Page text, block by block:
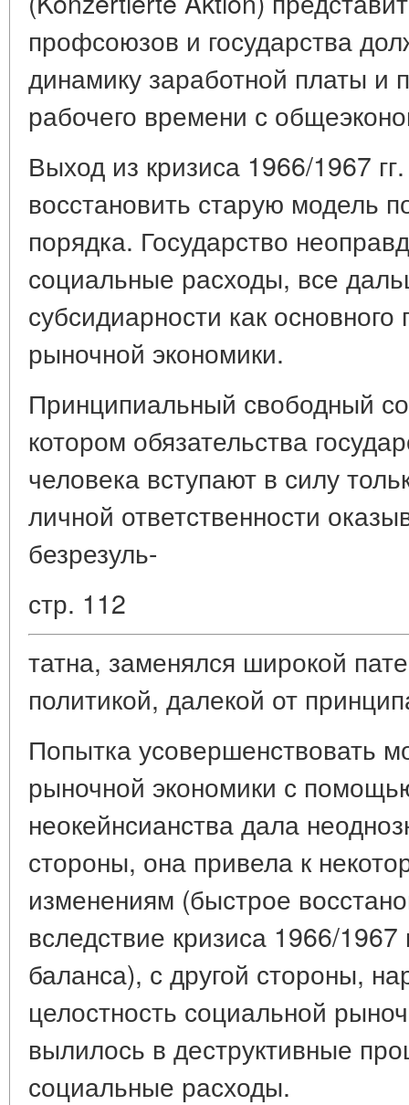
профсоюзов и государства
динамику заработной платы и
рабочего времени с
Выход из кризиса 1966/1967
восстановить старую модель
порядка. Государство
социальные расходы, все
субсидиарности как
рыночной экономики.
Принципиальный свободный
котором обязательства
человека вступают в силу
личной ответственности
безрезуль-
стр. 112
татна, заменялся широкой
политикой, далекой от
Попытка усовершенствовать
рыночной экономики с
неокейнсианства дала
стороны, она привела к
изменениям (быстрое
вследствие кризиса 1966/1967
баланса), с другой стороны,
целостность социальной
вылилось в деструктивные
социальные расходы.